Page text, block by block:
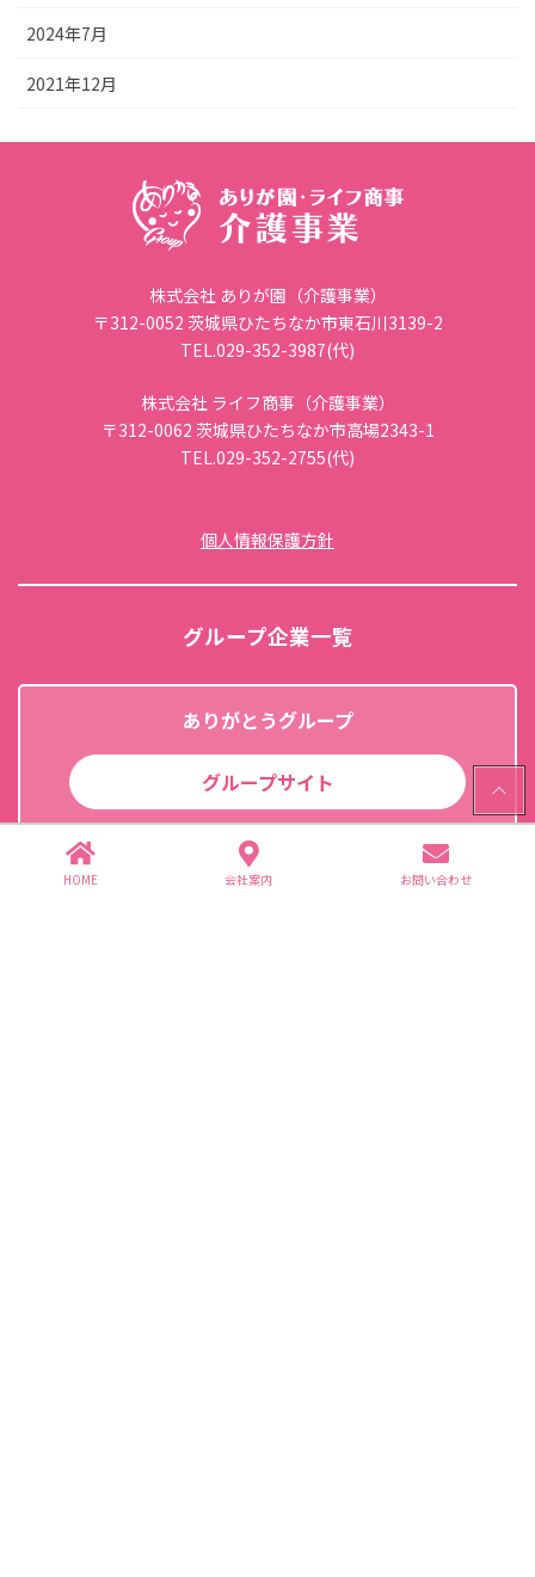
2024年7月
2021年12月
株式会社 ありが園（介護事業）
〒312-0052 茨城県ひたちなか市東石川3139-2
TEL.029-352-3987(代)
株式会社 ライフ商事（介護事業）
〒312-0062 茨城県ひたちなか市高場2343-1
TEL.029-352-2755(代)
個人情報保護方針
グループ企業一覧
ありがとうグループ
グループサイト
HOME 会社案内 お問い合わせ